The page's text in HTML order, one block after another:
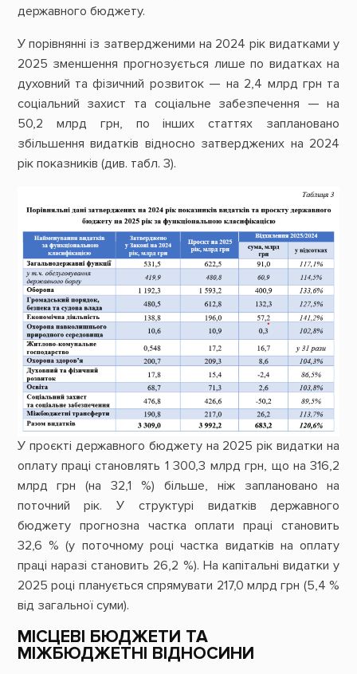
державного бюджету.
У порівнянні із затвердженими на 2024 рік видатками у
2025 зменшення прогнозується лише по видатках на
духовний та фізичний розвиток — на 2,4 млрд грн та
соціальний захист та соціальне забезпечення — на
50,2 млрд грн, по інших статтях заплановано
збільшення видатків відносно затверджених на 2024
рік показників (див. табл. 3).
У проєкті державного бюджету на 2025 рік видатки на
оплату праці становлять 1 300,3 млрд грн, що на 316,2
млрд грн (на 32,1 %) більше, ніж заплановано на
поточний рік. У структурі видатків державного
бюджету прогнозна частка оплати праці становить
32,6 % (у поточному році частка видатків на оплату
праці наразі становить 26,2 %). На капітальні видатки у
2025 році планується спрямувати 217,0 млрд грн (5,4 %
від загальної суми).
МІСЦЕВІ БЮДЖЕТИ ТА
МІЖБЮДЖЕТНІ ВІДНОСИНИ